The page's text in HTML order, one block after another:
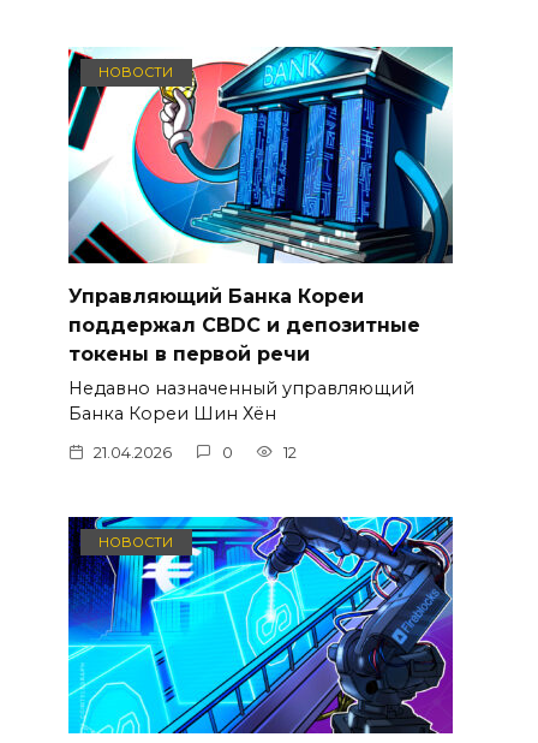
НОВОСТИ
Управляющий Банка Кореи
поддержал CBDC и депозитные
токены в первой речи
Недавно назначенный управляющий
Банка Кореи Шин Хён
21.04.2026 0 12
НОВОСТИ